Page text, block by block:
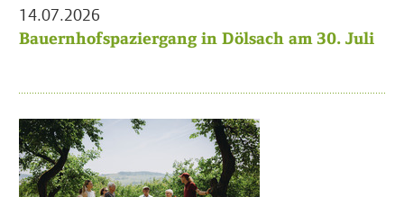
14.07.2026
Bauernhofspaziergang in Dölsach am 30. Juli